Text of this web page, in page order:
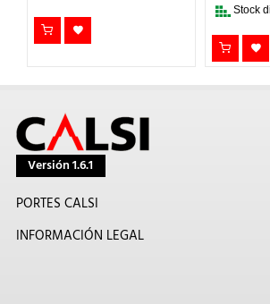
Stock
Versión 1.6.1
PORTES CALSI
INFORMACIÓN LEGAL